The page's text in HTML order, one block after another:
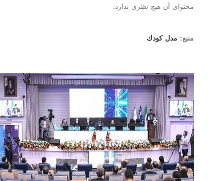
محتوای آن هیچ نظری ندارد.
مدل كودك